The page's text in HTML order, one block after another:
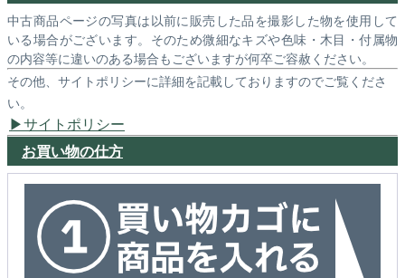
中古商品ページの写真は以前に販売した品を撮影した物を使用して
いる場合がございます。そのため微細なキズや色味・木目・付属物
の内容等に違いのある場合もございますが何卒ご容赦ください。
その他、サイトポリシーに詳細を記載しておりますのでご覧くださ
い。
サイトポリシー
お買い物の仕方